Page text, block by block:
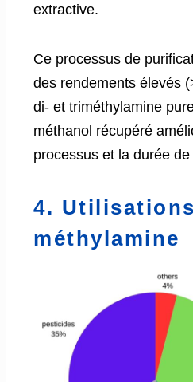
extractive.
Ce processus de
des rendements élevés
di- et triméthylamine
méthanol récupéré
processus et la durée
4.
méthylamine